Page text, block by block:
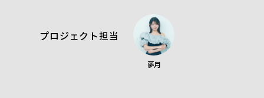
プロジェクト担当
夢月